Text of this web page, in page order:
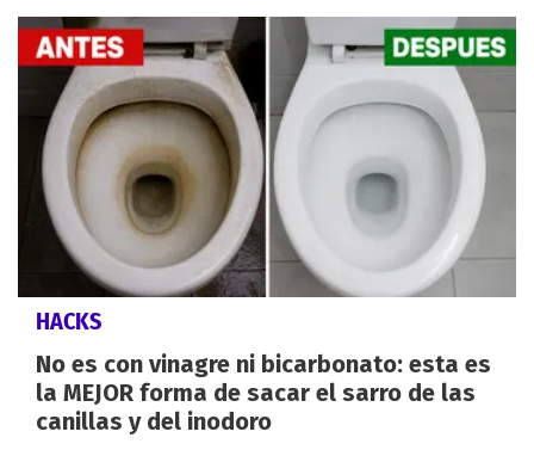
HACKS
No es con vinagre ni bicarbonato: esta es
la MEJOR forma de sacar el sarro de las
canillas y del inodoro